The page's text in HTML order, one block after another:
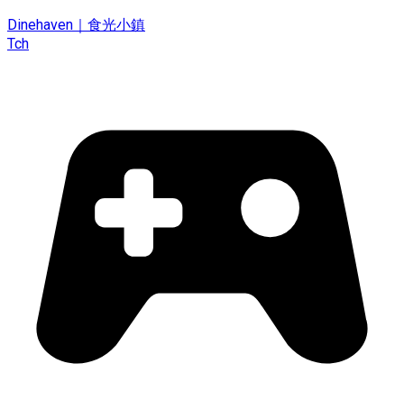
Dinehaven｜食光小鎮
Tch